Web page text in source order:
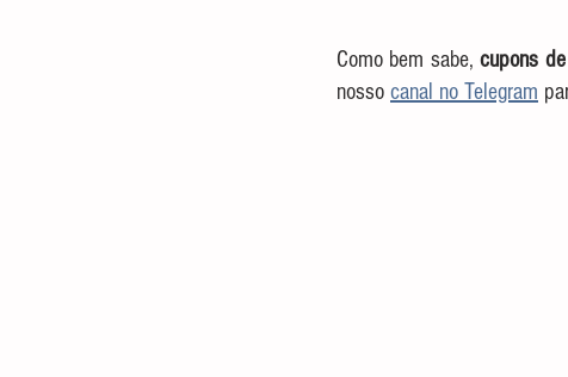
Como bem sabe, cupons
nosso canal no Telegram